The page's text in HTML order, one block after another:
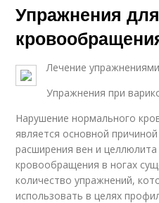
Упражнения
Лечение упражнениями
Упражнения при
Нарушение нормального
является основной
расширения вен и
кровообращения в ногах
количество упражнений,
использовать в целях